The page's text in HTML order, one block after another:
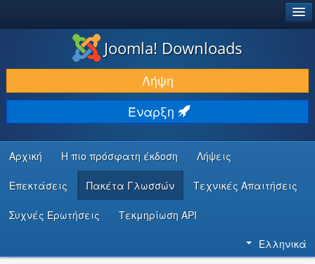
ΛΉΨΕΙΣ & ΕΠΕΚΤΆΣΕΙΣ
ΕΎΡΕΣΗ & ΜΆΘΗΣΗ
ΚΟΙΝΌΤΗΤΑ & ΥΠΟΣΤΉΡΙΞΗ
ΠΌΡΟΙ ΠΡΟΓΡΑΜΜΑΤΙΣΤΏΝ
Joomla! Downloads
Λήψη
Έναρξη
Αρχική Η πιο πρόσφατη έκδοση Λήψεις
Επεκτάσεις Πακέτα Γλωσσών Τεχνικές Απαιτήσεις
Συχνές Ερωτήσεις Τεκμηρίωση API
Ελληνικά